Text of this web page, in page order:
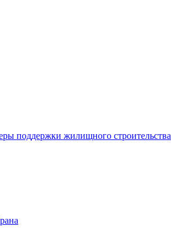
поддержки жилищного строительства